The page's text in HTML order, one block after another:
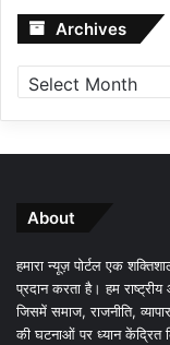
Archives
About
हमारा न्यूज़ पोर्टल एक
प्रदान करता है। हम
जिसमें समाज, राजनीति,
की घटनाओं पर ध्यान केंद्रित